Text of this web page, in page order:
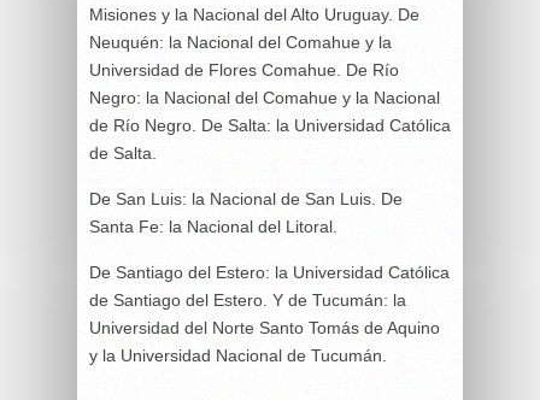
Misiones y la Nacional del Alto Uruguay. De
Neuquén: la Nacional del Comahue y la
Universidad de Flores Comahue. De Río
Negro: la Nacional del Comahue y la Nacional
de Río Negro. De Salta: la Universidad Católica
de Salta.
De San Luis: la Nacional de San Luis. De
Santa Fe: la Nacional del Litoral.
De Santiago del Estero: la Universidad Católica
de Santiago del Estero. Y de Tucumán: la
Universidad del Norte Santo Tomás de Aquino
y la Universidad Nacional de Tucumán.